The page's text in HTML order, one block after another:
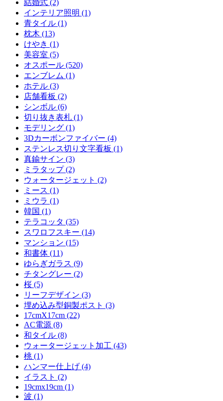
結婚式 (2)
インテリア照明 (1)
青タイル (1)
枕木 (13)
けやき (1)
美容室 (5)
オスポール (520)
エンブレム (1)
ホテル (3)
店舗看板 (2)
シンボル (6)
切り抜き表札 (1)
モデリング (1)
3Dカーボンファイバー (4)
ステンレス切り文字看板 (1)
真鍮サイン (3)
ミラタップ (2)
ウォータージェット (2)
ミース (1)
ミウラ (1)
韓国 (1)
テラコッタ (35)
スワロフスキー (14)
マンション (15)
和書体 (11)
ゆらぎガラス (9)
チタングレー (2)
桜 (5)
リーフデザイン (3)
埋め込み型銅製ポスト (3)
17cmX17cm (22)
AC電源 (8)
和タイル (8)
ウォータージェット加工 (43)
桃 (1)
ハンマー仕上げ (4)
イラスト (2)
19cmx19cm (1)
波 (1)